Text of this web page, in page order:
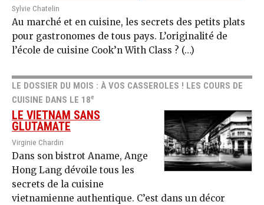
Sylvie Chatelin
Au marché et en cuisine, les secrets des petits plats
pour gastronomes de tous pays. L’originalité de
l’école de cuisine Cook’n With Class ? (…)
LE DOSSIER DU MOIS : À VOS CASSEROLES ! LES COURS DE
CUISINE DANS LE 18e
LE VIETNAM SANS
GLUTAMATE
Virginie Chardin
Dans son bistrot Aname, Ange
Hong Lang dévoile tous les
secrets de la cuisine
vietnamienne authentique. C’est dans un décor